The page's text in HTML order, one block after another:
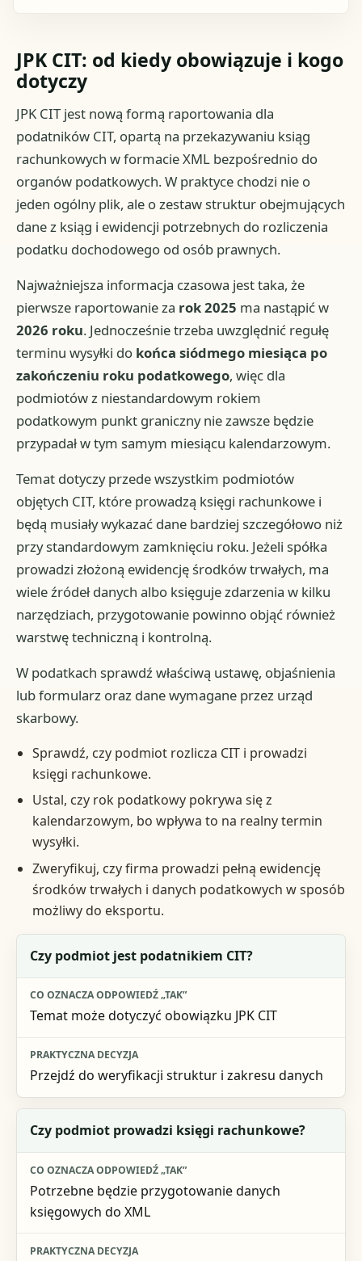
JPK CIT: od kiedy obowiązuje i kogo
dotyczy
JPK CIT jest nową formą raportowania dla
podatników CIT, opartą na przekazywaniu ksiąg
rachunkowych w formacie XML bezpośrednio do
organów podatkowych. W praktyce chodzi nie o
jeden ogólny plik, ale o zestaw struktur obejmujących
dane z ksiąg i ewidencji potrzebnych do rozliczenia
podatku dochodowego od osób prawnych.
Najważniejsza informacja czasowa jest taka, że
pierwsze raportowanie za rok 2025 ma nastąpić w
2026 roku. Jednocześnie trzeba uwzględnić regułę
terminu wysyłki do końca siódmego miesiąca po
zakończeniu roku podatkowego, więc dla
podmiotów z niestandardowym rokiem
podatkowym punkt graniczny nie zawsze będzie
przypadał w tym samym miesiącu kalendarzowym.
Temat dotyczy przede wszystkim podmiotów
objętych CIT, które prowadzą księgi rachunkowe i
będą musiały wykazać dane bardziej szczegółowo niż
przy standardowym zamknięciu roku. Jeżeli spółka
prowadzi złożoną ewidencję środków trwałych, ma
wiele źródeł danych albo księguje zdarzenia w kilku
narzędziach, przygotowanie powinno objąć również
warstwę techniczną i kontrolną.
W podatkach sprawdź właściwą ustawę, objaśnienia
lub formularz oraz dane wymagane przez urząd
skarbowy.
Sprawdź, czy podmiot rozlicza CIT i prowadzi
księgi rachunkowe.
Ustal, czy rok podatkowy pokrywa się z
kalendarzowym, bo wpływa to na realny termin
wysyłki.
Zweryfikuj, czy firma prowadzi pełną ewidencję
środków trwałych i danych podatkowych w sposób
możliwy do eksportu.
Pytanie kontrolne
Co oznacza odpowiedź „tak”
Praktyczna decyzja
Czy podmiot jest podatnikiem CIT?
Temat może dotyczyć obowiązku JPK CIT
Przejdź do weryfikacji struktur i zakresu danych
Czy podmiot prowadzi księgi rachunkowe?
Potrzebne będzie przygotowanie danych
księgowych do XML